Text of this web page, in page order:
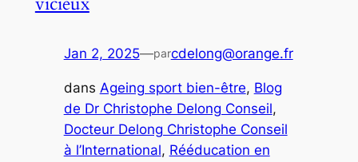
Jan 2, 2025—parcdelong@orange.fr
dans Ageing sport bien-être, Blog
de Dr Christophe Delong Conseil
Docteur Delong Christophe Conseil
à l’International, Rééducation en